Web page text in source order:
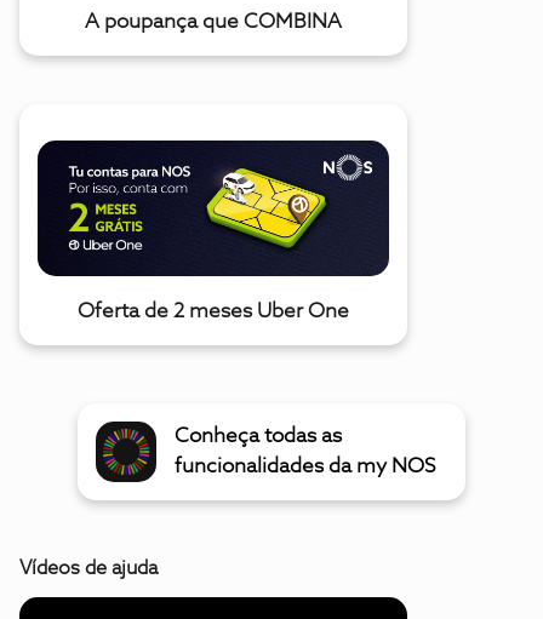
A poupança que COMBINA
Oferta de 2 meses Uber One
Conheça todas as
funcionalidades da my NOS
Vídeos de ajuda